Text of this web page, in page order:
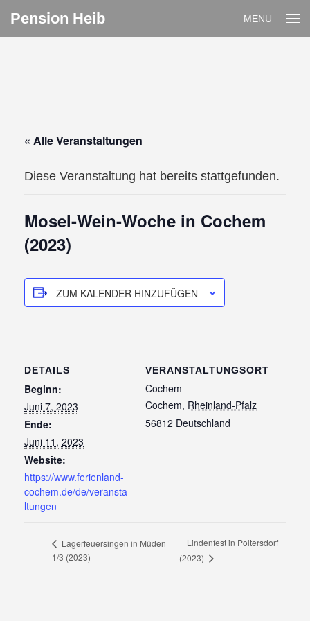
Pension Heib MENU
« Alle Veranstaltungen
Diese Veranstaltung hat bereits stattgefunden.
Mosel-Wein-Woche in Cochem
(2023)
ZUM KALENDER HINZUFÜGEN
DETAILS
Beginn:
Juni 7, 2023
Ende:
Juni 11, 2023
Website:
https://www.ferienland-
cochem.de/de/veransta
ltungen
VERANSTALTUNGSORT
Cochem
Cochem, Rheinland-Pfalz
56812 Deutschland
Lagerfeuersingen in Müden
1/3 (2023)
Lindenfest in Poltersdorf
(2023)